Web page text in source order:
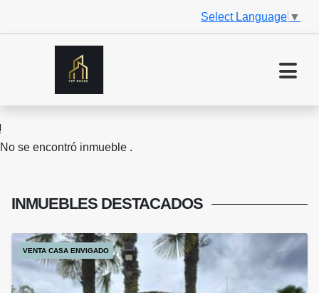
Select Language ▼
No se encontró inmueble .
INMUEBLES DESTACADOS
VENTA CASA ENVIGADO